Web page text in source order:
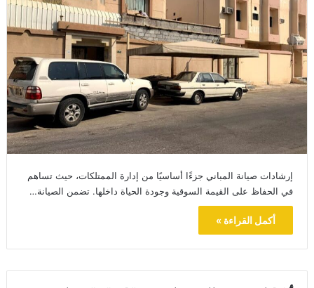
إرشادات صيانة المباني جزءًا أساسيًا من إدارة الممتلكات، حيث تساهم
في الحفاظ على القيمة السوقية وجودة الحياة داخلها. تضمن الصيانة…
أكمل القراءة »